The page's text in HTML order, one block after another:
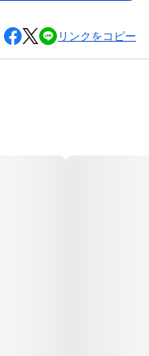
リンクをコピー